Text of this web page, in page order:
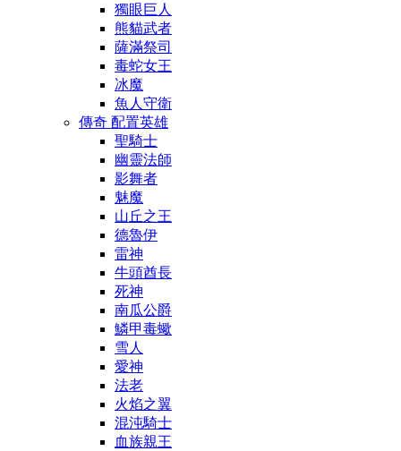
獨眼巨人
熊貓武者
薩滿祭司
毒蛇女王
冰魔
魚人守衛
傳奇 配置英雄
聖騎士
幽靈法師
影舞者
魅魔
山丘之王
德魯伊
雷神
牛頭酋長
死神
南瓜公爵
鱗甲毒蠍
雪人
愛神
法老
火焰之翼
混沌騎士
血族親王